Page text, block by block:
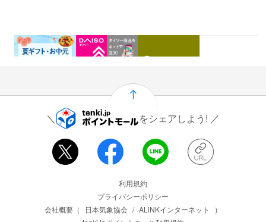
0.46%還元 1.5%還元
をシェアしよう!
利用規約
プライバシーポリシー
会社概要（
日本気象協会 / ALiNKインターネット
）